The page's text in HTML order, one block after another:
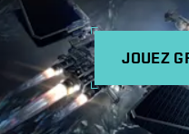
JOUEZ